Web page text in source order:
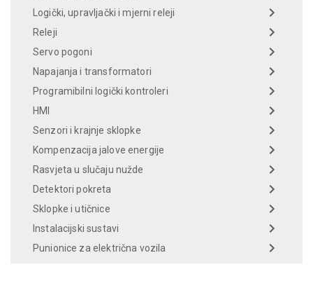
Logički, upravljački i mjerni releji
Releji
Servo pogoni
Napajanja i transformatori
Programibilni logički kontroleri
HMI
Senzori i krajnje sklopke
Kompenzacija jalove energije
Rasvjeta u slučaju nužde
Detektori pokreta
Sklopke i utičnice
Instalacijski sustavi
Punionice za električna vozila